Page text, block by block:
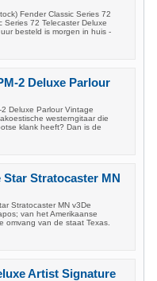
Fender Classic Series 72
Series 72 Telecaster Deluxe
besteld is morgen in huis -
2 Deluxe Parlour
Deluxe Parlour Vintage
westerngitaar die
klank heeft? Dan is de
Stratocaster MN
Stratocaster MN v3De
van het Amerikaanse
omvang van de staat Texas.
Artist Signature